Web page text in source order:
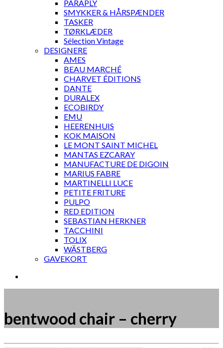
PARAPLY
SMYKKER & HÅRSPÆNDER
TASKER
TØRKLÆDER
Sélection Vintage
DESIGNERE
AMES
BEAU MARCHÉ
CHARVET ÉDITIONS
DANTE
DURALEX
ECOBIRDY
EMU
HEERENHUIS
KOK MAISON
LE MONT SAINT MICHEL
MANTAS EZCARAY
MANUFACTURE DE DIGOIN
MARIUS FABRE
MARTINELLI LUCE
PETITE FRITURE
PULPO
RED EDITION
SEBASTIAN HERKNER
TACCHINI
TOLIX
WÄSTBERG
GAVEKORT
bentwood chair – cherry